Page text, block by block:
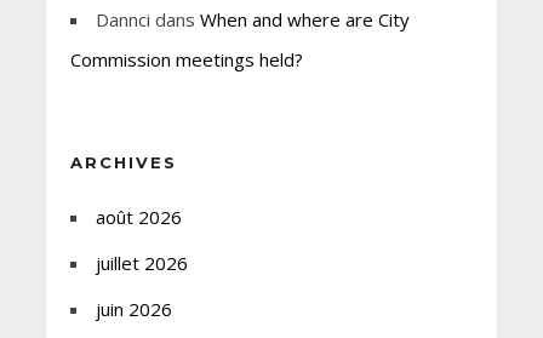
Dannci dans When and where are City
Commission meetings held?
ARCHIVES
août 2026
juillet 2026
juin 2026